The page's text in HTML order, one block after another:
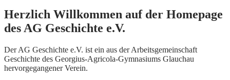
Herzlich Willkommen auf der Homepage
des AG Geschichte e.V.
Der AG Geschichte e.V. ist ein aus der Arbeitsgemeinschaft
Geschichte des Georgius-Agricola-Gymnasiums Glauchau
hervorgegangener Verein.